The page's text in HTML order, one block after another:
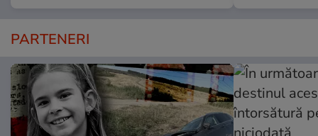
PARTENERI